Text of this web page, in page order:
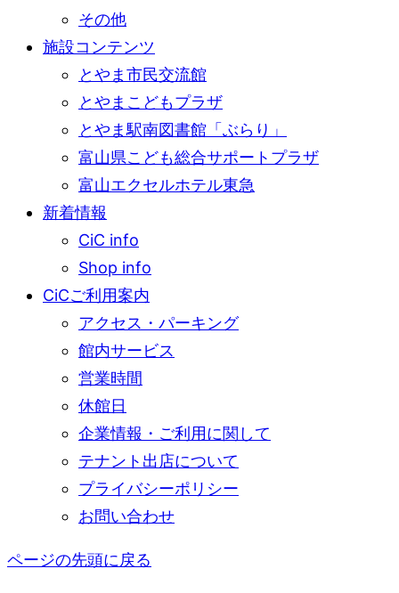
その他
施設コンテンツ
とやま市民交流館
とやまこどもプラザ
とやま駅南図書館「ぶらり」
富山県こども総合サポートプラザ
富山エクセルホテル東急
新着情報
CiC info
Shop info
CiCご利用案内
アクセス・パーキング
館内サービス
営業時間
休館日
企業情報・ご利用に関して
テナント出店について
プライバシーポリシー
お問い合わせ
ページの先頭に戻る